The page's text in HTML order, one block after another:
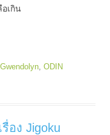
อเกิน
Gwendolyn, ODIN
อง Jigoku